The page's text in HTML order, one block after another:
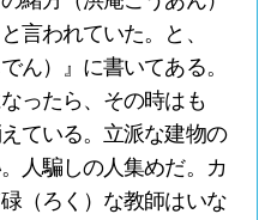
言われていた。と、
ん）』に書いてある。
ったら、その時はも
ている。立派な建物の
人騙しの人集めだ。カ
（ろく）な教師はいな